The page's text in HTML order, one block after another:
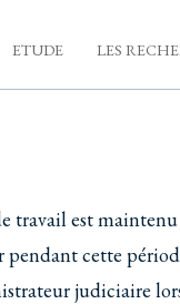
ETUDE LES
travail est
pendant cette
judiciaire